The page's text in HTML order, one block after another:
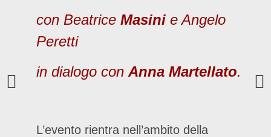
con Beatrice Masini e Angelo
Peretti
in dialogo con Anna Martellato.
L’evento rientra nell’ambito della